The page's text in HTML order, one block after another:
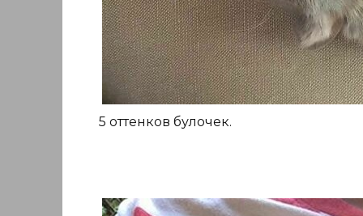
5 оттенков булочек.